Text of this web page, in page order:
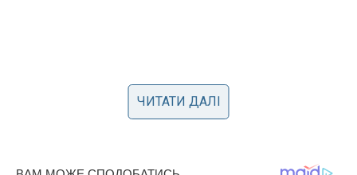
ЧИТАТИ ДАЛІ